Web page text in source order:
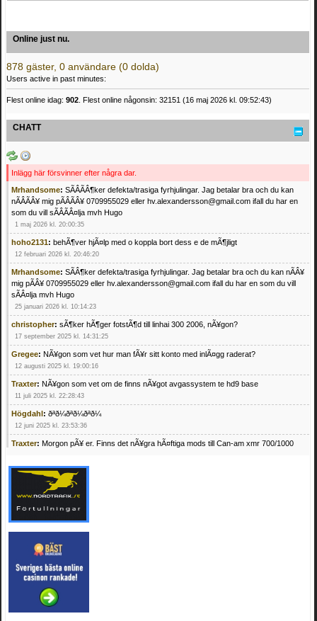
Online just nu.
878 gäster, 0 användare (0 dolda)
Users active in past minutes:
Flest online idag: 902 . Flest online någonsin: 32151 (16 maj 2026 kl. 09:52:43)
CHATT
Inlägg här försvinner efter några dar.
Mrhandsome: SÃÂÃÂ¶ker defekta/trasiga fyrhjulingar. Jag betalar bra och du kan
nÃÂÃÂ¥ mig pÃÂÃÂ¥ 0709955029 eller hv.alexandersson@gmail.com ifall du har en
som du vill sÃÂÃÂ¤lja mvh Hugo
1 maj 2026 kl. 20:00:35
hoho2131: behÃ¶ver hjÃ¤lp med o koppla bort dess e de mÃ¶jligt
12 februari 2026 kl. 20:46:20
Mrhandsome: SÃÂ¶ker defekta/trasiga fyrhjulingar. Jag betalar bra och du kan nÃÂ¥
mig pÃÂ¥ 0709955029 eller hv.alexandersson@gmail.com ifall du har en som du vill
sÃÂ¤lja mvh Hugo
25 januari 2026 kl. 10:14:23
christopher: sÃ¶ker hÃ¶ger fotstÃ¶d till linhai 300 2006, nÃ¥gon?
17 september 2025 kl. 14:31:25
Gregee: NÃ¥gon som vet hur man fÃ¥r sitt konto med inlÃ¤gg raderat?
12 augusti 2025 kl. 19:00:16
Traxter: NÃ¥gon som vet om de finns nÃ¥got avgassystem te hd9 base
11 juli 2025 kl. 22:28:43
Högdahl : ðªð¼ðªð¼ðªð¼
12 juni 2025 kl. 23:53:36
Traxter: Morgon pÃ¥ er. Finns det nÃ¥gra hÃ¤ftiga mods till Can-am xmr 700/1000
Mrhandsome:SÃ¶ker defekta/trasiga fyrhjulingar. Jag betalar bra och du kan nÃ¥ mig
pÃ¥ 0709955029 eller hv.alexandersson@gmail.com ifall du har en som du vill sÃ¤lja
mvh Hugo
21 februari 2025 kl. 09:25:52
4 februari 2025 kl. 19:20:50
Oscar5:44
4 februari 2025 kl. 19:15:36
Greger59:NÃ¤gon som vet har en Cetek 500 EFI
15 januari 2025 kl. 23:49:44